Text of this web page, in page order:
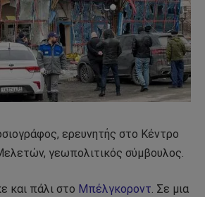
ερευνητής στο Κέντρο
γεωπολιτικός σύμβουλος.
και πάλι στο Μπέλγκοροντ. Σε μια